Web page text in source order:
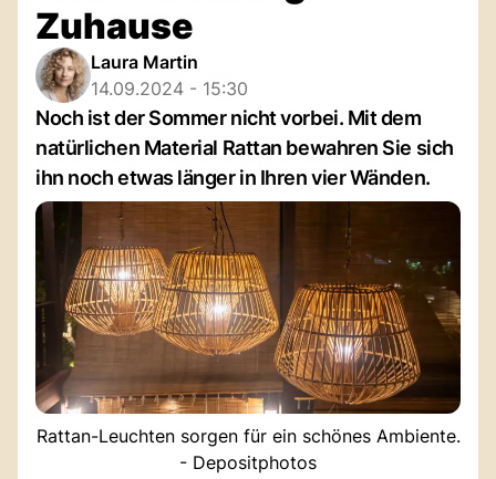
Zuhause
Laura Martin
14.09.2024 - 15:30
Noch ist der Sommer nicht vorbei. Mit dem
natürlichen Material Rattan bewahren Sie sich
ihn noch etwas länger in Ihren vier Wänden.
Rattan-Leuchten sorgen für ein schönes Ambiente.
- Depositphotos